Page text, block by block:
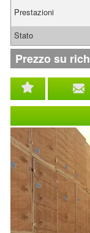
Prestazioni
Stato
Prezzo su